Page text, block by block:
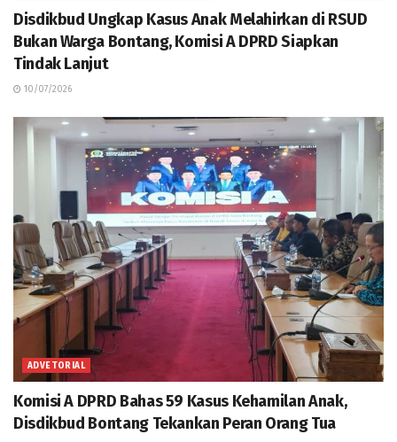
Disdikbud Ungkap Kasus Anak Melahirkan di RSUD
Bukan Warga Bontang, Komisi A DPRD Siapkan
Tindak Lanjut
10/07/2026
ADVETORIAL
Komisi A DPRD Bahas 59 Kasus Kehamilan Anak,
Disdikbud Bontang Tekankan Peran Orang Tua